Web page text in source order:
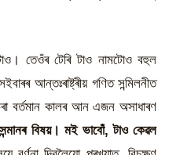
তেওঁৰ টেৰি টাও নামটোও বহুল
আন্তঃৰাষ্ট্ৰীয় গণিত সন্মিলনীত
বৰ্তমান কালৰ আন এজন অসাধাৰণ
বিষয়। মই ভাবোঁ, টাও কেৱল